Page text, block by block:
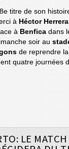
titre de son
à Héctor Herrera
à Benficadans
soir au
de reprendre
quatre journées
LE MATCH